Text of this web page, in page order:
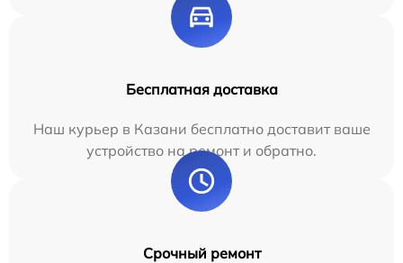
Бесплатная доставка
Наш курьер в Казани бесплатно доставит ваше
устройство на ремонт и обратно.
Срочный ремонт